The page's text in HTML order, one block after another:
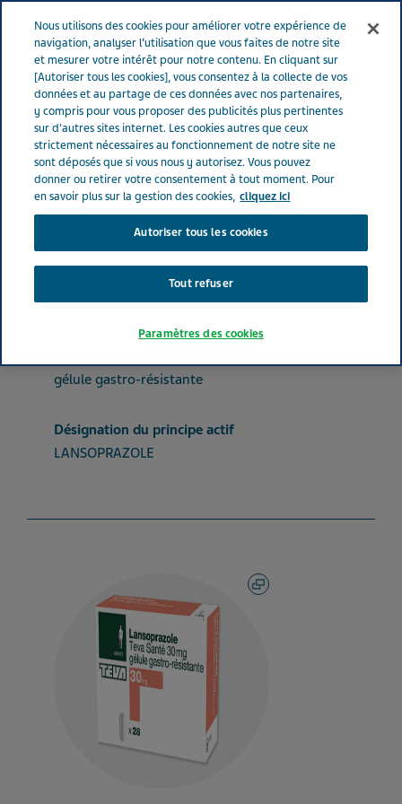
Menu
France Nos Produits
LANSOPRAZOLE TEVA SANTE® 30 mg
(bte de 28)
LANSOPRAZOLE TEVA
SANTE® 30 mg (bte de 28)
MÉDICAMENTS POUR LES TROUBLES DE L'ACIDITÉ
gélule gastro-résistante
Désignation du principe actif
LANSOPRAZOLE
Nous utilisons des cookies pour améliorer votre expérience de
navigation, analyser l’utilisation que vous faites de notre site
et mesurer votre intérêt pour notre contenu. En cliquant sur
[Autoriser tous les cookies], vous consentez à la collecte de vos
données et au partage de ces données avec nos partenaires,
y compris pour vous proposer des publicités plus pertinentes
sur d'autres sites internet. Les cookies autres que ceux
strictement nécessaires au fonctionnement de notre site ne
sont déposés que si vous nous y autorisez. Vous pouvez
donner ou retirer votre consentement à tout moment. Pour
en savoir plus sur la gestion des cookies, cliquez ici
Autoriser tous les cookies
Tout refuser
Paramètres des cookies